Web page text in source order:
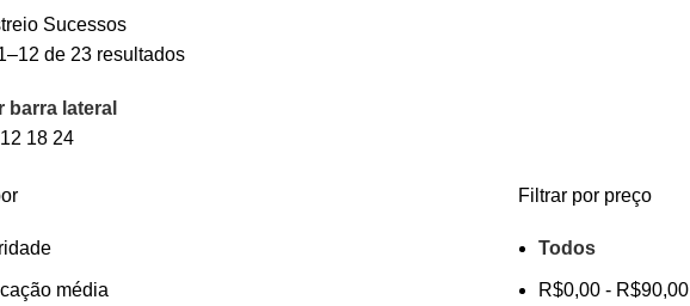
Sucessos
de 23 resultados
barra lateral
12 18 24
média
Filtrar por preço
Todos
R$0,00 - R$90,00